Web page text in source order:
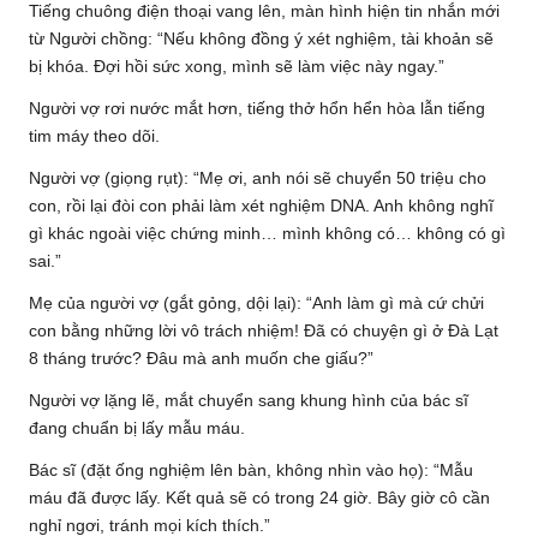
Tiếng chuông điện thoại vang lên, màn hình hiện tin nhắn mới
từ Người chồng: “Nếu không đồng ý xét nghiệm, tài khoản sẽ
bị khóa. Đợi hồi sức xong, mình sẽ làm việc này ngay.”
Người vợ rơi nước mắt hơn, tiếng thở hổn hển hòa lẫn tiếng
tim máy theo dõi.
Người vợ (giọng rụt): “Mẹ ơi, anh nói sẽ chuyển 50 triệu cho
con, rồi lại đòi con phải làm xét nghiệm DNA. Anh không nghĩ
gì khác ngoài việc chứng minh… mình không có… không có gì
sai.”
Mẹ của người vợ (gắt gỏng, dội lại): “Anh làm gì mà cứ chửi
con bằng những lời vô trách nhiệm! Đã có chuyện gì ở Đà Lạt
8 tháng trước? Đâu mà anh muốn che giấu?”
Người vợ lặng lẽ, mắt chuyển sang khung hình của bác sĩ
đang chuẩn bị lấy mẫu máu.
Bác sĩ (đặt ống nghiệm lên bàn, không nhìn vào họ): “Mẫu
máu đã được lấy. Kết quả sẽ có trong 24 giờ. Bây giờ cô cần
nghỉ ngơi, tránh mọi kích thích.”